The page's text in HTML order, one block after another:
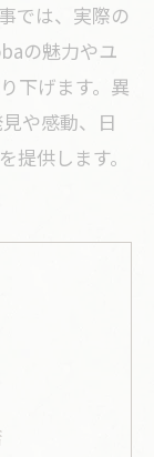
では、実際の
の魅力やユ
下げます。異
や感動、日
提供します。